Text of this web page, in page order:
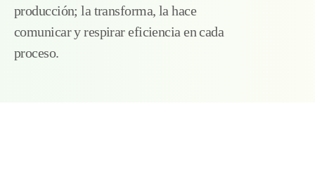
producción; la transforma, la hace
comunicar y respirar eficiencia en cada
proceso.